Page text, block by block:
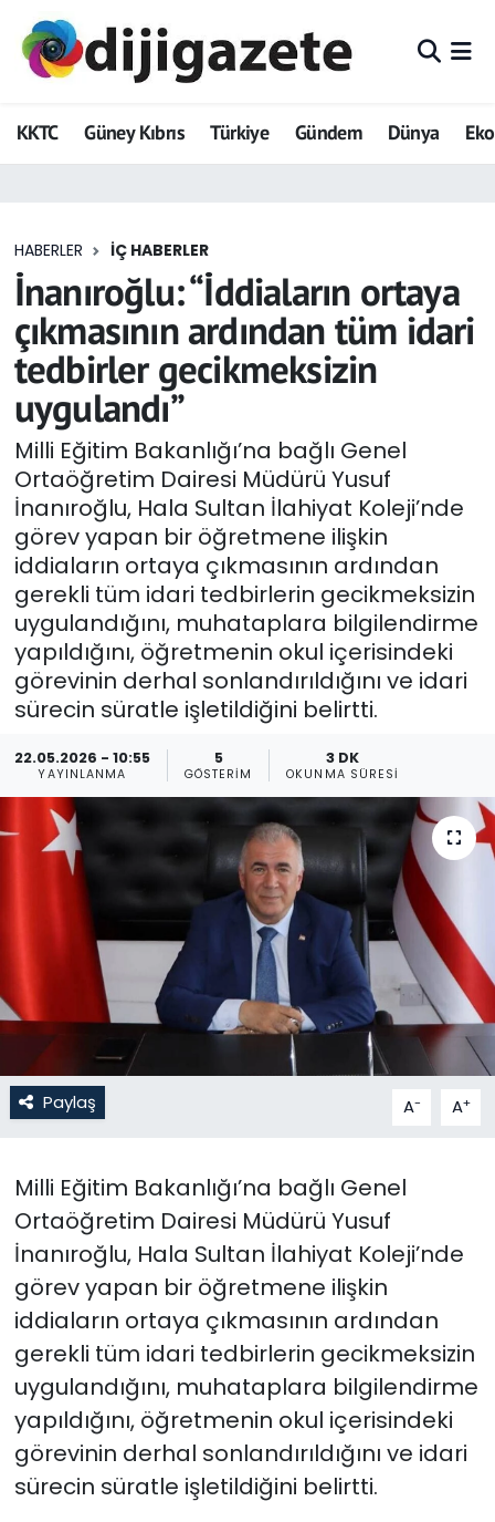
KKTC Güney Kıbrıs Türkiye Gündem Dünya
HABERLER İÇ HABERLER
İnanıroğlu: “İddiaların ortaya
çıkmasının ardından tüm idari
tedbirler gecikmeksizin
uygulandı”
Milli Eğitim Bakanlığı’na bağlı Genel
Ortaöğretim Dairesi Müdürü Yusuf
İnanıroğlu, Hala Sultan İlahiyat Koleji’nde
görev yapan bir öğretmene ilişkin
iddiaların ortaya çıkmasının ardından
gerekli tüm idari tedbirlerin gecikmeksizin
uygulandığını, muhataplara bilgilendirme
yapıldığını, öğretmenin okul içerisindeki
görevinin derhal sonlandırıldığını ve idari
sürecin süratle işletildiğini belirtti.
22.05.2026 - 10:55
YAYINLANMA
5
GÖSTERIM
3 DK
OKUNMA SÜRESI
Paylaş A- A+
Milli Eğitim Bakanlığı’na bağlı Genel
Ortaöğretim Dairesi Müdürü Yusuf
İnanıroğlu, Hala Sultan İlahiyat Koleji’nde
görev yapan bir öğretmene ilişkin
iddiaların ortaya çıkmasının ardından
gerekli tüm idari tedbirlerin gecikmeksizin
uygulandığını, muhataplara bilgilendirme
yapıldığını, öğretmenin okul içerisindeki
görevinin derhal sonlandırıldığını ve idari
sürecin süratle işletildiğini belirtti.
ADVERTORIAL
Dijigazete
Eğitim
Ekonomi
Foto Galeri
GEZİ
Güncel
Gündem
KKTC
KKTC YEREL SEÇİM 2018
Kültür Sanat
Magazin
Moda
Nöbetçi Eczaneler
Otomobil Dünyası
Politika
Spor
TÜRKiYE
Video Galeri
YAŞAM
Yazarlar
Hava Durumu
Trafik Durumu
Tüm Manşetler
Son Dakika Haberleri
Haber Arşivi